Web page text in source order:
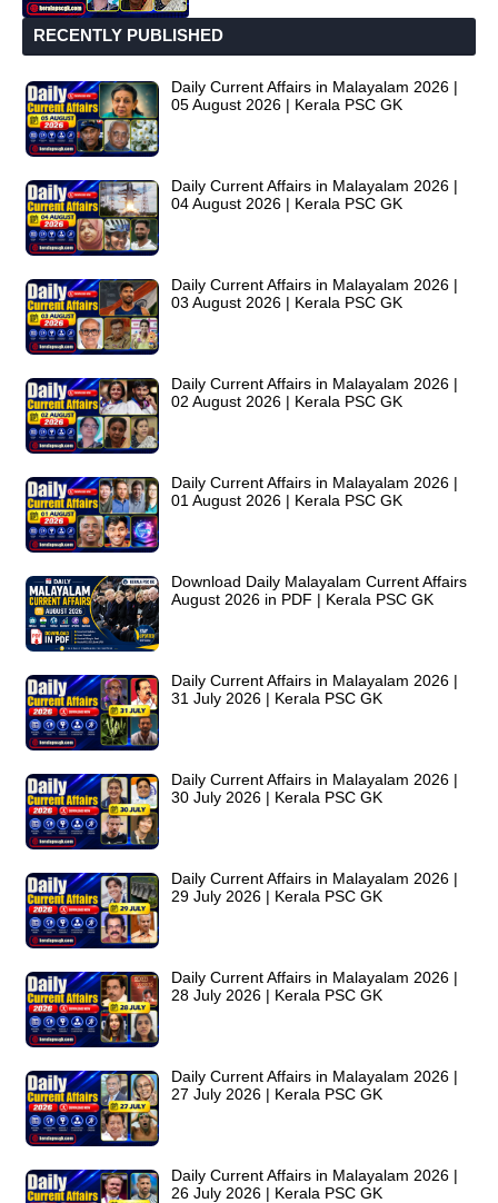
RECENTLY PUBLISHED
Daily Current Affairs in Malayalam 2026 |
05 August 2026 | Kerala PSC GK
Daily Current Affairs in Malayalam 2026 |
04 August 2026 | Kerala PSC GK
Daily Current Affairs in Malayalam 2026 |
03 August 2026 | Kerala PSC GK
Daily Current Affairs in Malayalam 2026 |
02 August 2026 | Kerala PSC GK
Daily Current Affairs in Malayalam 2026 |
01 August 2026 | Kerala PSC GK
Download Daily Malayalam Current Affairs
August 2026 in PDF | Kerala PSC GK
Daily Current Affairs in Malayalam 2026 |
31 July 2026 | Kerala PSC GK
Daily Current Affairs in Malayalam 2026 |
30 July 2026 | Kerala PSC GK
Daily Current Affairs in Malayalam 2026 |
29 July 2026 | Kerala PSC GK
Daily Current Affairs in Malayalam 2026 |
28 July 2026 | Kerala PSC GK
Daily Current Affairs in Malayalam 2026 |
27 July 2026 | Kerala PSC GK
Daily Current Affairs in Malayalam 2026 |
26 July 2026 | Kerala PSC GK